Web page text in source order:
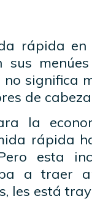
rápida en
sus
significa
de
la
rápida
esta
a traer
les está